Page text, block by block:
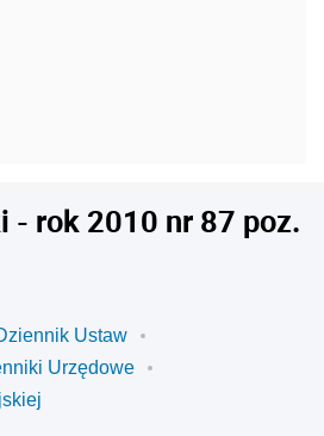
- rok 2010 nr 87 poz.
Ustaw
Urzędowe